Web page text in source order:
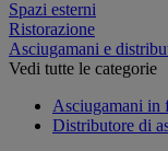
Spazi esterni
Ristorazione
Asciugamani e
Vedi tutte le categorie
Asciugamani in
Distributore di